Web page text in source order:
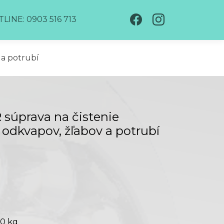
0903 516 713
a potrubí
súprava na čistenie
žľabov a potrubí
kg